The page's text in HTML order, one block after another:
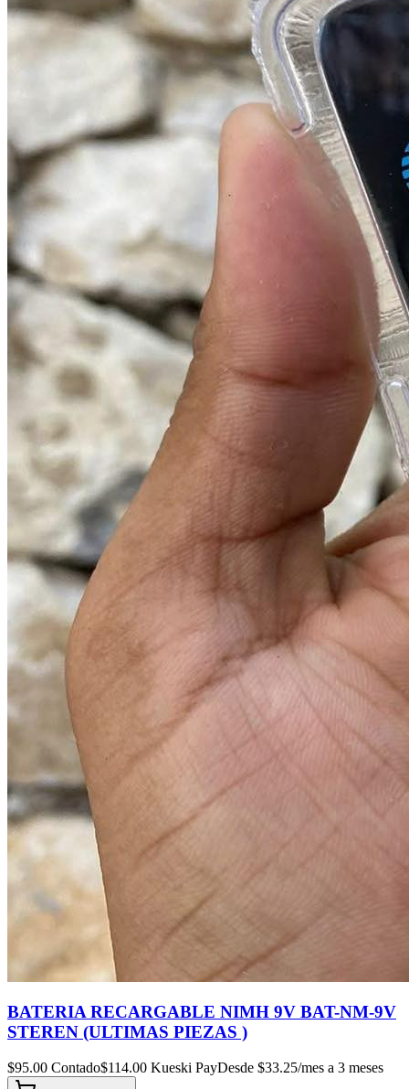
BATERIA RECARGABLE NIMH 9V BAT-NM-9V
STEREN (ULTIMAS PIEZAS )
$95.00 Contado$114.00 Kueski PayDesde $33.25/mes a 3 meses